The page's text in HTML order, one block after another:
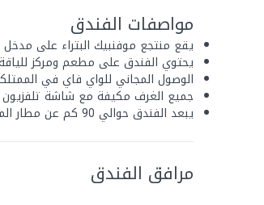
مواصفات الفندق
يقع منتجع موفنبيك البتراء على مدخل
يحتوي الفندق على مطعم ومركز
الوصول المجاني للواي فاي في
جميع الغرف مكيفة مع شاشة
يبعد الفندق حوالي 90 كم عن مطار الملك حسين الدولي
مرافق الفندق